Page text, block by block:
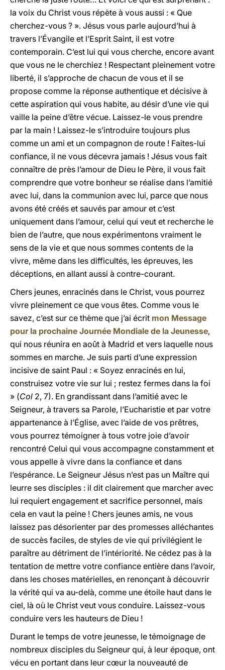
la voix du Christ vous répète à vous aussi : « Que
cherchez-vous ? ». Jésus vous parle aujourd’hui à
travers l’Évangile et l’Esprit Saint, il est votre
contemporain. C’est lui qui vous cherche, encore avant
que vous ne le cherchiez ! Respectant pleinement votre
liberté, il s’approche de chacun de vous et il se
propose comme la réponse authentique et décisive à
cette aspiration qui vous habite, au désir d’une vie qui
vaille la peine d’être vécue. Laissez-le vous prendre
par la main ! Laissez-le s’introduire toujours plus
comme un ami et un compagnon de route ! Faites-lui
confiance, il ne vous décevra jamais ! Jésus vous fait
connaître de près l’amour de Dieu le Père, il vous fait
comprendre que votre bonheur se réalise dans l’amitié
avec lui, dans la communion avec lui, parce que nous
avons été créés et sauvés par amour et c’est
uniquement dans l’amour, celui qui veut et recherche le
bien de l’autre, que nous expérimentons vraiment le
sens de la vie et que nous sommes contents de la
vivre, même dans les difficultés, les épreuves, les
déceptions, en allant aussi à contre-courant.
Chers jeunes, enracinés dans le Christ, vous pourrez
vivre pleinement ce que vous êtes. Comme vous le
savez, c’est sur ce thème que j’ai écrit mon Message
pour la prochaine Journée Mondiale de la Jeunesse,
qui nous réunira en août à Madrid et vers laquelle nous
sommes en marche. Je suis parti d’une expression
incisive de saint Paul : « Soyez enracinés en lui,
construisez votre vie sur lui ; restez fermes dans la foi
» (Col 2, 7). En grandissant dans l’amitié avec le
Seigneur, à travers sa Parole, l’Eucharistie et par votre
appartenance à l’Église, avec l’aide de vos prêtres,
vous pourrez témoigner à tous votre joie d’avoir
rencontré Celui qui vous accompagne constamment et
vous appelle à vivre dans la confiance et dans
l’espérance. Le Seigneur Jésus n’est pas un Maître qui
leurre ses disciples : il dit clairement que marcher avec
lui requiert engagement et sacrifice personnel, mais
cela en vaut la peine ! Chers jeunes amis, ne vous
laissez pas désorienter par des promesses alléchantes
de succès faciles, de styles de vie qui privilégient le
paraître au détriment de l’intériorité. Ne cédez pas à la
tentation de mettre votre confiance entière dans l’avoir,
dans les choses matérielles, en renonçant à découvrir
la vérité qui va au-delà, comme une étoile haut dans le
ciel, là où le Christ veut vous conduire. Laissez-vous
conduire vers les hauteurs de Dieu !
Durant le temps de votre jeunesse, le témoignage de
nombreux disciples du Seigneur qui, à leur époque, ont
vécu en portant dans leur cœur la nouveauté de